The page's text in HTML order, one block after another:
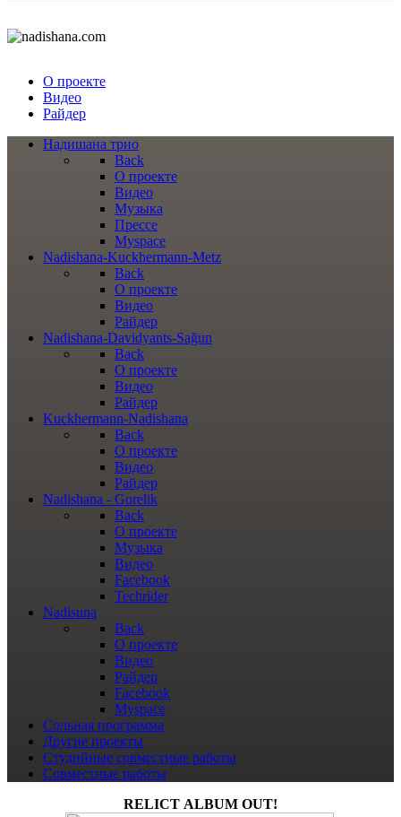
О проекте
Видео
Райдер
Надишана трио
Back
О проекте
Видео
Музыка
Прессе
Myspace
Nadishana-Kuckhermann-Metz
Back
О проекте
Видео
Райдер
Nadishana-Davidyants-Sağun
Back
О проекте
Видео
Райдер
Kuckhermann-Nadishana
Back
О проекте
Видео
Райдер
Nadishana - Gorelik
Back
О проекте
Музыка
Видео
Facebook
Techrider
Nadisuna
Back
О проекте
Видео
Райдер
Facebook
Myspace
Сольная программа
Другие проекты
Студийные совместные работы
Совместные работы
RELICT ALBUM OUT!